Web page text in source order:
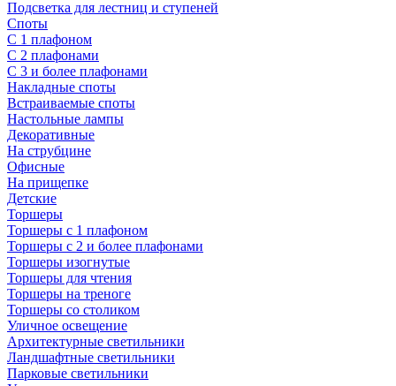
Подсветка для лестниц и ступеней
Споты
С 1 плафоном
С 2 плафонами
С 3 и более плафонами
Накладные споты
Встраиваемые споты
Настольные лампы
Декоративные
На струбцине
Офисные
На прищепке
Детские
Торшеры
Торшеры с 1 плафоном
Торшеры с 2 и более плафонами
Торшеры изогнутые
Торшеры для чтения
Торшеры на треноге
Торшеры со столиком
Уличное освещение
Архитектурные светильники
Ландшафтные светильники
Парковые светильники